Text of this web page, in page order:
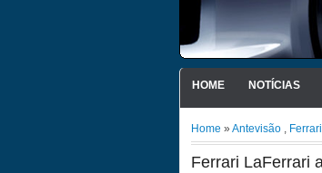
HOME NOTÍCIAS
Home » Antevisão , Ferrari
Ferrari LaFerrari